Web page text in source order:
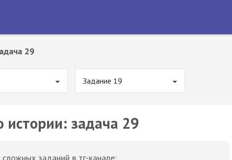
29
Задание 19
истории: задача 29